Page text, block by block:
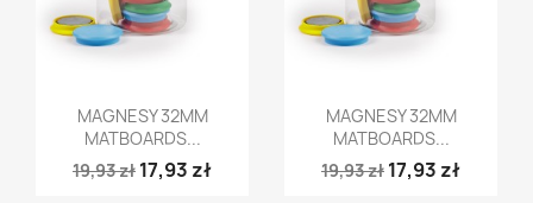
Szybki podgląd
MAGNESY 32MM
MATBOARDS...
19,93 zł 17,93 zł
Szybki podgląd
MAGNESY 32MM
MATBOARDS...
19,93 zł 17,93 zł